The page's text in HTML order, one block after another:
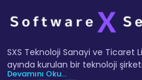
SXS Teknoloji Sanayi ve Ticaret
ayında kurulan bir teknoloji
Devamını Oku...